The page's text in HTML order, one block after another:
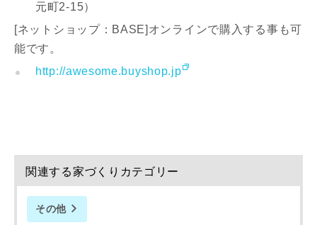
元町2-15）
[ネットショップ：BASE]オンラインで購入する事も可
能です。
http://awesome.buyshop.jp
関連する家づくりカテゴリー
その他